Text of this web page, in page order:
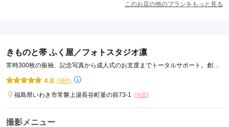
このお店の他のプランをもっと見る
きものと帯 ふく屋／フォトスタジオ凛
常時300枚の振袖、記念写真から成人式のお支度までトータルサポート。創業
4.8 (58件)
福島県いわき市常磐上湯長谷町釜の前73-1 [地図]
撮影メニュー